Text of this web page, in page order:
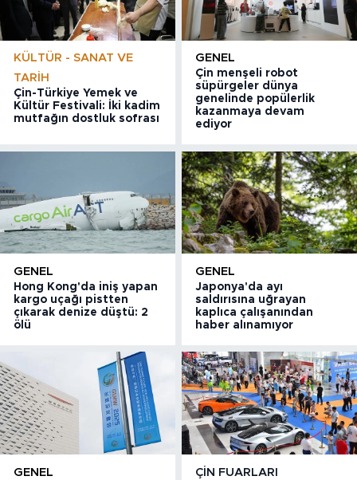
KÜLTÜR - SANAT VE
TARIH
Çin-Türkiye Yemek ve
Kültür Festivali: İki kadim
mutfağın dostluk sofrası
GENEL
Çin menşeli robot
süpürgeler dünya
genelinde popülerlik
kazanmaya devam
ediyor
GENEL
Hong Kong'da iniş yapan
kargo uçağı pistten
çıkarak denize düştü: 2
ölü
GENEL
Japonya'da ayı
saldırısına uğrayan
kaplıca çalışanından
haber alınamıyor
GENEL ÇIN FUARLARI